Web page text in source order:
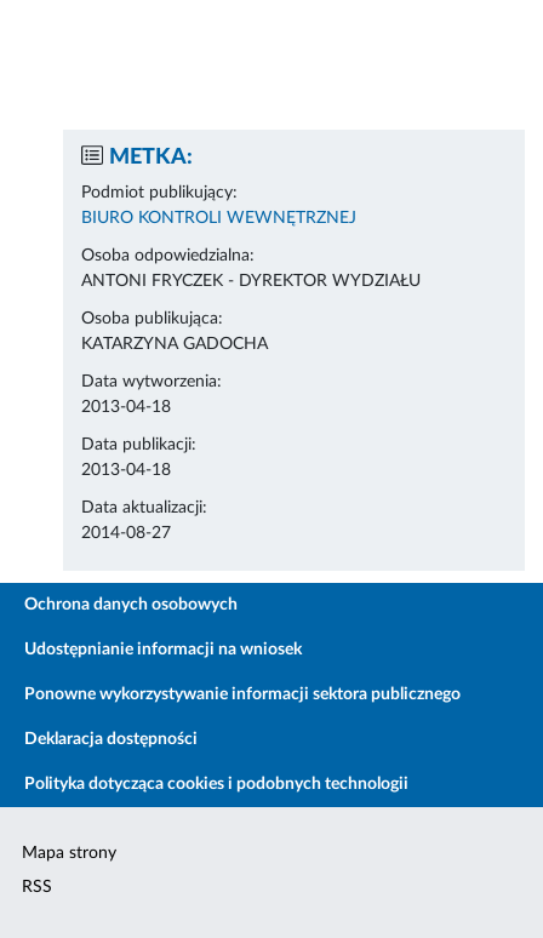
METKA:
Podmiot publikujący:
BIURO KONTROLI WEWNĘTRZNEJ
Osoba odpowiedzialna:
ANTONI FRYCZEK - DYREKTOR WYDZIAŁU
Osoba publikująca:
KATARZYNA GADOCHA
Data wytworzenia:
2013-04-18
Data publikacji:
2013-04-18
Data aktualizacji:
2014-08-27
Ochrona danych osobowych
Udostępnianie informacji na wniosek
Ponowne wykorzystywanie informacji sektora publicznego
Deklaracja dostępności
Polityka dotycząca cookies i podobnych technologii
Mapa strony
RSS